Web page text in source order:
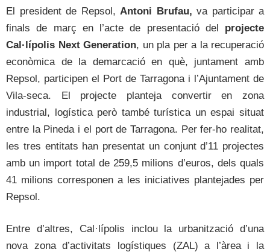
El president de Repsol, Antoni Brufau, va participar a
finals de març en l’acte de presentació del projecte
Cal·lípolis Next Generation, un pla per a la recuperació
econòmica de la demarcació en què, juntament amb
Repsol, participen el Port de Tarragona i l’Ajuntament de
Vila-seca. El projecte planteja convertir en zona
industrial, logística però també turística un espai situat
entre la Pineda i el port de Tarragona. Per fer-ho realitat,
les tres entitats han presentat un conjunt d’11 projectes
amb un import total de 259,5 milions d’euros, dels quals
41 milions corresponen a les iniciatives plantejades per
Repsol.
Entre d’altres, Cal·lípolis inclou la urbanització d’una
nova zona d’activitats logístiques (ZAL) a l’àrea i la